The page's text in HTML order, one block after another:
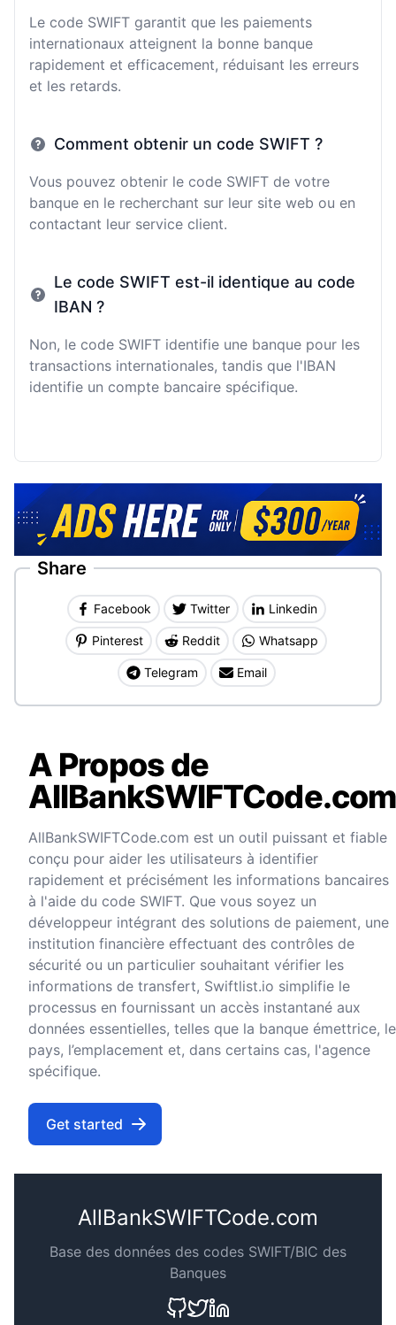
Le code SWIFT garantit que les paiements
internationaux atteignent la bonne banque
rapidement et efficacement, réduisant les erreurs
et les retards.
Comment obtenir un code SWIFT ?
Vous pouvez obtenir le code SWIFT de votre
banque en le recherchant sur leur site web ou en
contactant leur service client.
Le code SWIFT est-il identique au code
IBAN ?
Non, le code SWIFT identifie une banque pour les
transactions internationales, tandis que l'IBAN
identifie un compte bancaire spécifique.
Share
Facebook Twitter Linkedin
Pinterest Reddit Whatsapp
Telegram Email
A Propos de
AllBankSWIFTCode.com
AllBankSWIFTCode.com est un outil puissant et fiable
conçu pour aider les utilisateurs à identifier
rapidement et précisément les informations bancaires
à l'aide du code SWIFT. Que vous soyez un
développeur intégrant des solutions de paiement, une
institution financière effectuant des contrôles de
sécurité ou un particulier souhaitant vérifier les
informations de transfert, Swiftlist.io simplifie le
processus en fournissant un accès instantané aux
données essentielles, telles que la banque émettrice, le
pays, l’emplacement et, dans certains cas, l'agence
spécifique.
Get started
AllBankSWIFTCode.com
Base des données des codes SWIFT/BIC des
Banques